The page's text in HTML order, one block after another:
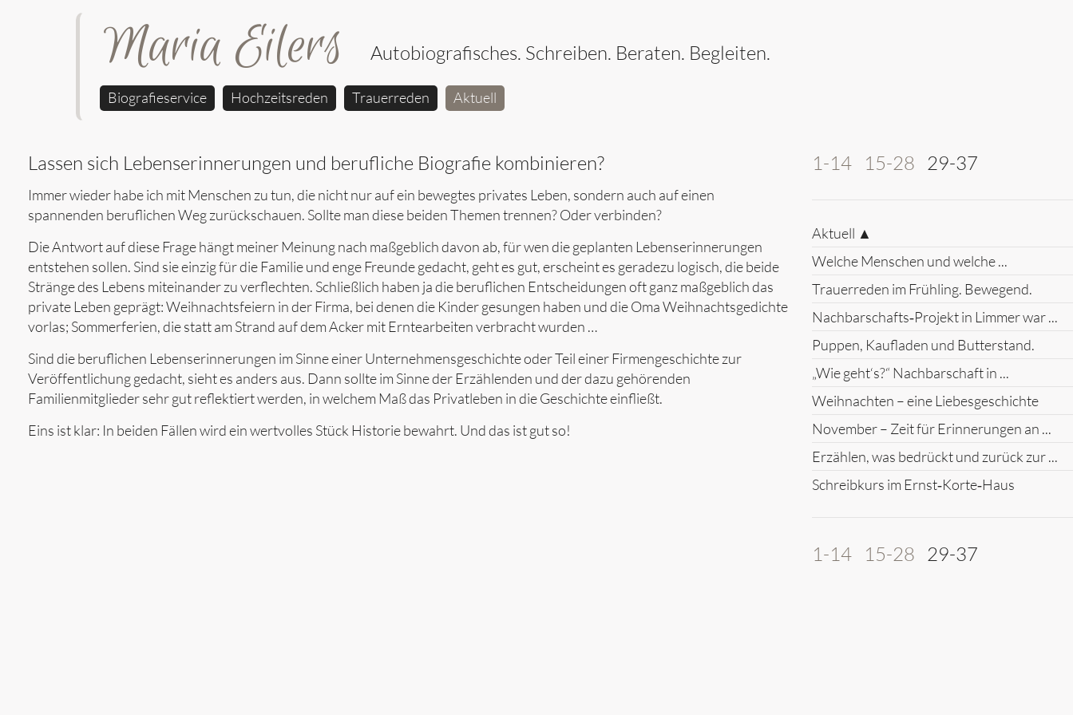
Biografieservice Hochzeitsreden Trauerreden Aktuell
Lassen sich Lebenserinnerungen und berufliche Biografie kombinieren?
Immer wieder habe ich mit Menschen zu tun, die nicht nur auf ein bewegtes privates Leben, sondern auch auf einen
spannenden beruflichen Weg zurückschauen. Sollte man diese beiden Themen trennen? Oder verbinden?
Die Antwort auf diese Frage hängt meiner Meinung nach maßgeblich davon ab, für wen die geplanten Lebenserinnerungen
entstehen sollen. Sind sie einzig für die Familie und enge Freunde gedacht, geht es gut, erscheint es geradezu logisch, die beide
Stränge des Lebens miteinander zu verflechten. Schließlich haben ja die beruflichen Entscheidungen oft ganz maßgeblich das
private Leben geprägt: Weihnachtsfeiern in der Firma, bei denen die Kinder gesungen haben und die Oma Weihnachtsgedichte
vorlas; Sommerferien, die statt am Strand auf dem Acker mit Erntearbeiten verbracht wurden …
Sind die beruflichen Lebenserinnerungen im Sinne einer Unternehmensgeschichte oder Teil einer Firmengeschichte zur
Veröffentlichung gedacht, sieht es anders aus. Dann sollte im Sinne der Erzählenden und der dazu gehörenden
Familienmitglieder sehr gut reflektiert werden, in welchem Maß das Privatleben in die Geschichte einfließt.
Eins ist klar: In beiden Fällen wird ein wertvolles Stück Historie bewahrt. Und das ist gut so!
1-14 15-28 29-37
Aktuell ▲
Welche Menschen und welche ...
Trauerreden im Frühling. Bewegend.
Nachbarschafts‑Projekt in Limmer war ...
Puppen, Kaufladen und Butterstand.
„Wie geht‘s?“ Nachbarschaft in ...
Weihnachten – eine Liebesgeschichte
November – Zeit für Erinnerungen an ...
Erzählen, was bedrückt und zurück zur ...
Schreibkurs im Ernst‑Korte‑Haus
1-14 15-28 29-37
Maria Eilers Autobiografisches. Schreiben. Beraten. Begleiten.